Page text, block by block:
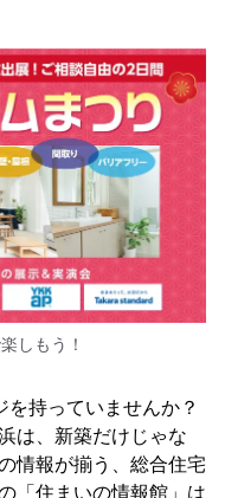
しもう！
を持っていませんか？
は、新築だけじゃな
情報が揃う、総合住宅
「住まいの情報館」は